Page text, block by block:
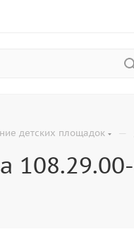
детских площадок —